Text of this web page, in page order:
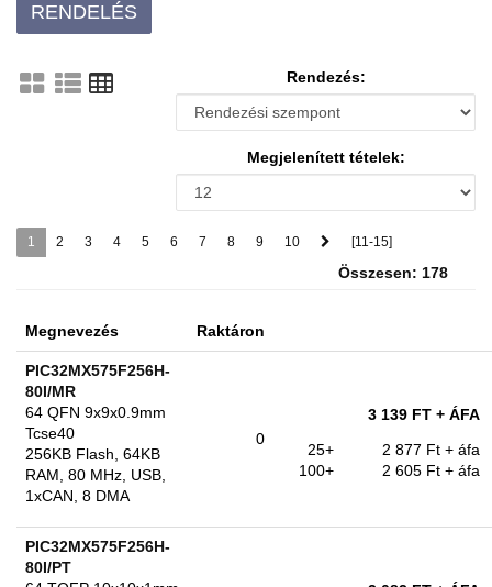
RENDELÉS
Rendezés:
Megjelenített tételek:
1 2 3 4 5 6 7 8 9 10 [11-15]
Összesen: 178
Megnevezés Raktáron
PIC32MX575F256H-
80I/MR
64 QFN 9x9x0.9mm
Tcse40
256KB Flash, 64KB
RAM, 80 MHz, USB,
1xCAN, 8 DMA
0
3 139 FT + ÁFA
25+
2 877 Ft + áfa
100+
2 605 Ft + áfa
PIC32MX575F256H-
80I/PT